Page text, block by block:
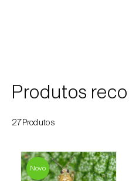
Produtos
27Produtos
Novo